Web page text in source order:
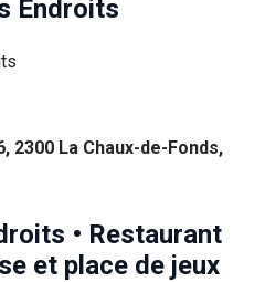
Endroits
2300 La Chaux-de-Fonds,
• Restaurant
et place de jeux